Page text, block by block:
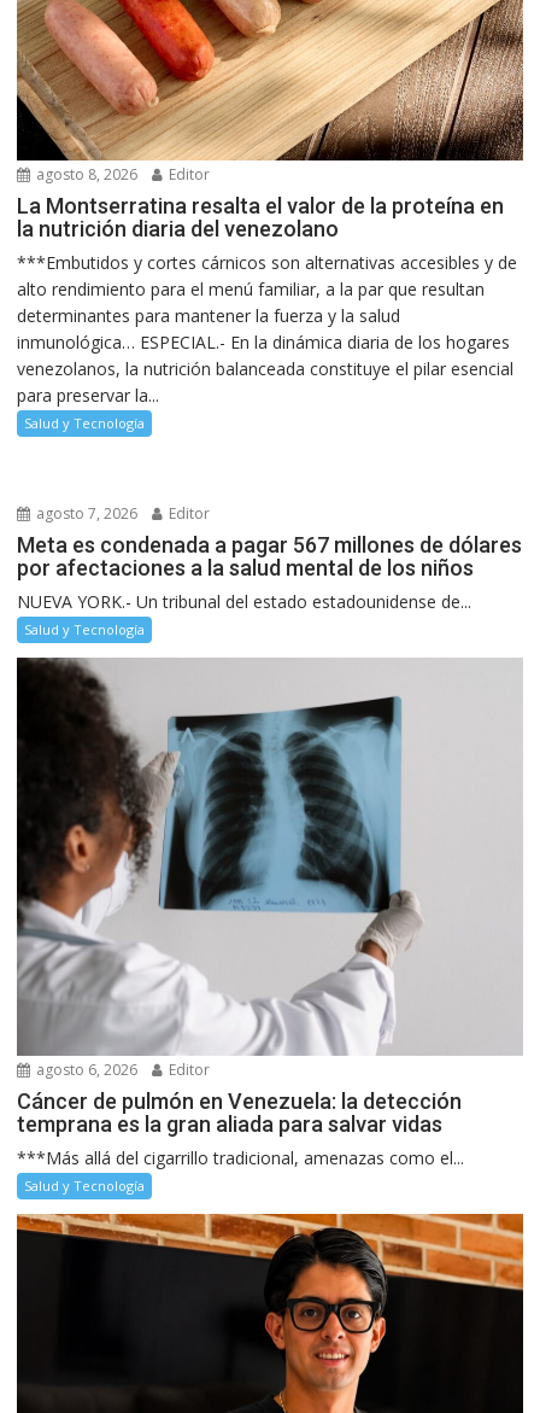
agosto 8, 2026 Editor
La Montserratina resalta el valor de la proteína en
la nutrición diaria del venezolano
***Embutidos y cortes cárnicos son alternativas accesibles y de
alto rendimiento para el menú familiar, a la par que resultan
determinantes para mantener la fuerza y la salud
inmunológica… ESPECIAL.- En la dinámica diaria de los hogares
venezolanos, la nutrición balanceada constituye el pilar esencial
para preservar la...
Salud y Tecnología
agosto 7, 2026 Editor
Meta es condenada a pagar 567 millones de dólares
por afectaciones a la salud mental de los niños
NUEVA YORK.- Un tribunal del estado estadounidense de...
Salud y Tecnología
agosto 6, 2026 Editor
Cáncer de pulmón en Venezuela: la detección
temprana es la gran aliada para salvar vidas
***Más allá del cigarrillo tradicional, amenazas como el...
Salud y Tecnología